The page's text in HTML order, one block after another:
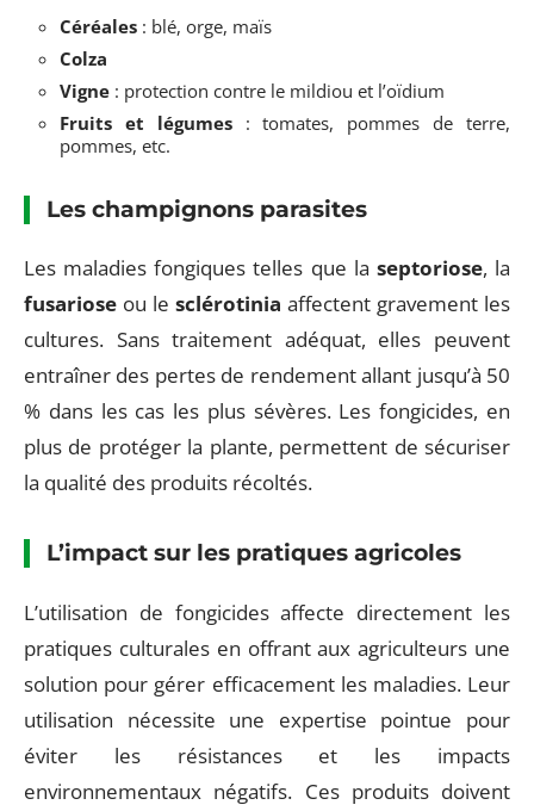
Céréales : blé, orge, maïs
Colza
Vigne : protection contre le mildiou et l’oïdium
Fruits et légumes: tomates, pommes de terre,
pommes, etc.
Les champignons parasites
Les maladies fongiques telles que la septoriose, la
fusariose ou le sclérotinia affectent gravement les
cultures. Sans traitement adéquat, elles peuvent
entraîner des pertes de rendement allant jusqu’à 50
% dans les cas les plus sévères. Les fongicides, en
plus de protéger la plante, permettent de sécuriser
la qualité des produits récoltés.
L’impact sur les pratiques agricoles
L’utilisation de fongicides affecte directement les
pratiques culturales en offrant aux agriculteurs une
solution pour gérer efficacement les maladies. Leur
utilisation nécessite une expertise pointue pour
éviter les résistances et les impacts
environnementaux négatifs. Ces produits doivent